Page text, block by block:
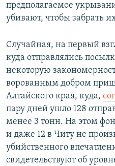
предполагаемое
убивают, чтобы забрать
Случайная, на первый
куда отправлялись
некоторую
ворованным добром
Алтайского края, куда,
пару дней ушло 128
менее 3 тонн. На этом
и даже 12 в Читу не
убийственного
свидетельствуют об